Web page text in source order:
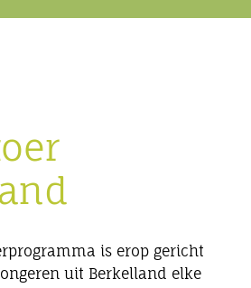
is erop gericht
uit Berkelland elke